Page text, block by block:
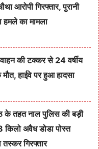
आरोपी गिरफ्तार, पुरानी
हमले का मामला
की टक्कर से 24 वर्षीय
हाईवे पर हुआ हादसा
तहत नाल पुलिस की बड़ी
किलो अवैध डोडा पोस्त
तस्कर गिरफ्तार